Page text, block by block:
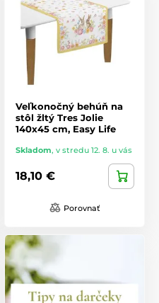
Veľkonočný behúň na
stôl žltý Tres Jolie
140x45 cm, Easy Life
Skladom, v stredu 12. 8. u vás
18,10 €
Porovnať